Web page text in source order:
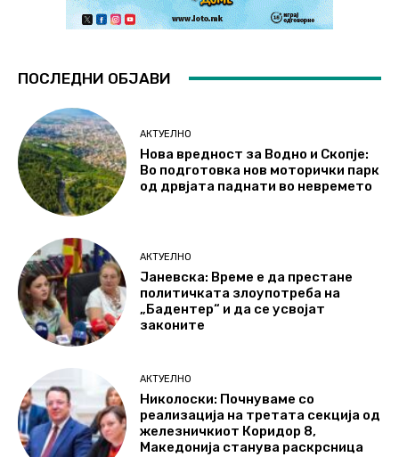
ПОСЛЕДНИ ОБЈАВИ
АКТУЕЛНО
Нова вредност за Водно и Скопје:
Во подготовка нов моторички парк
од дрвјата паднати во невремето
АКТУЕЛНО
Јаневска: Време е да престане
политичката злоупотреба на
„Бадентер“ и да се усвојат
законите
АКТУЕЛНО
Николоски: Почнуваме со
реализација на третата секција од
железничкиот Коридор 8,
Македонија станува раскрсница